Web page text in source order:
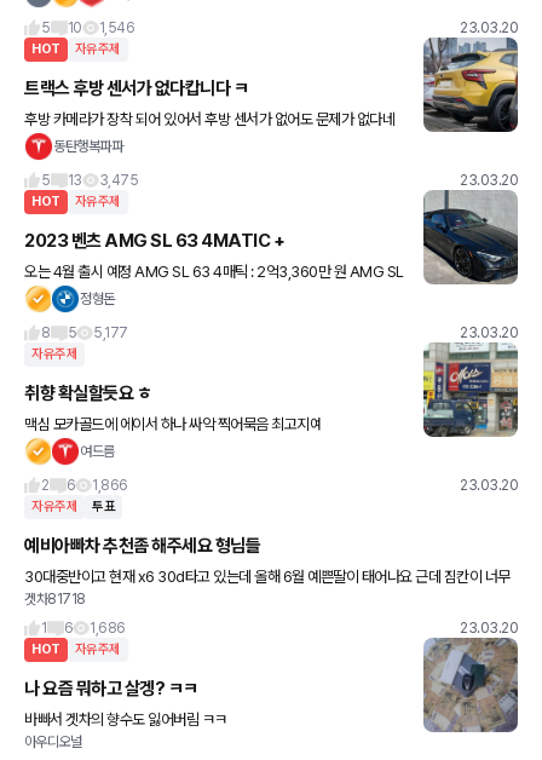
5
10 1,546 23.03.20
HOT 자유주제
트랙스 후방 센서가 없다캅니다 ㅋ
후방 카메라가 장착 되어 있어서 후방 센서가 없어도 문제가 없다네
요 후방감지센서는 기본중의 기본 옵션인데 삭제 된다는 게 저로선
동탄행복파파
5
13 3,475 23.03.20
HOT 자유주제
2023 벤츠 AMG SL 63 4MATIC +
오는 4월 출시 예정 AMG SL 63 4매틱 : 2억3,360만 원 AMG SL
63 4매틱+ 퍼포먼스 : 2억5,860만 원
정형돈
8
5 5,177 23.03.20
자유주제
취향 확실할듯요 ㅎ
맥심 모카골드에 에이서 하나 싸악 찍어묵음 최고지예
여드름
2
6 1,866 23.03.20
자유주제 투표
예비아빠차 추천좀 해주세요 형님들
30대중반이고 현재 x6 30d타고 있는데 올해 6월 예쁜딸이 태어나요 근데 짐칸이 너무
작아 기변하려고 해요 물론 아래차는 중고로 예산은 7천이하 X5 40i X3M 달리는것도
좋아해서 혼자탈땐
겟차81718
1
6 1,686 23.03.20
HOT 자유주제
나 요즘 뭐하고 살겡? ㅋㅋ
바빠서 겟차의 향수도 잃어버림 ㅋㅋ
아우디오널